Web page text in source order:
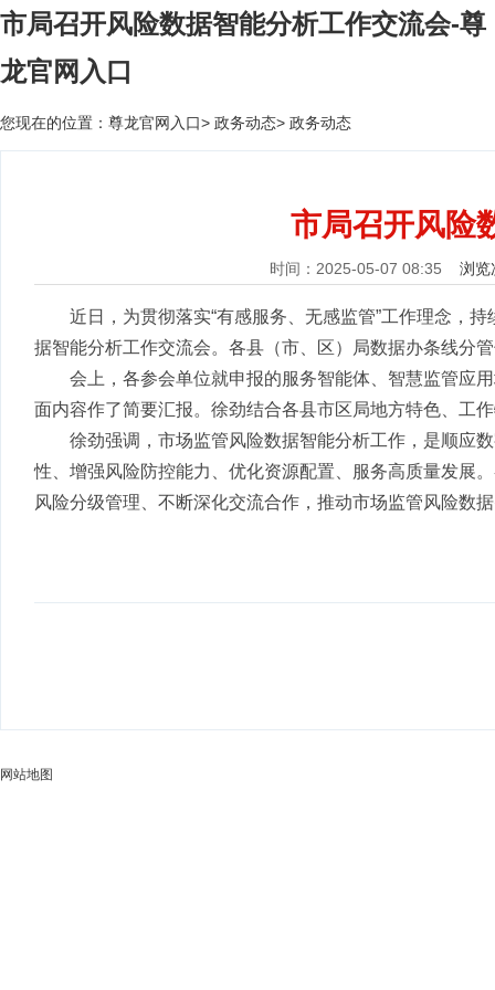
市局召开风险数据智能分析工作交流会-尊
龙官网入口
您现在的位置： 尊龙官网入口> 政务动态> 政务动态
市局召开风险
时间：2025-05-07 08:35 浏
近日，为贯彻落实“有感服务、无感监管”工作理念，
据智能分析工作交流会。各县（市、区）局数据办条线分
会上，各参会单位就申报的服务智能体、智慧监管应
面内容作了简要汇报。徐劲结合各县市区局地方特色、工
徐劲强调，市场监管风险数据智能分析工作，是顺应
性、增强风险防控能力、优化资源配置、服务高质量发展
风险分级管理、不断深化交流合作，推动市场监管风险数
网站地图